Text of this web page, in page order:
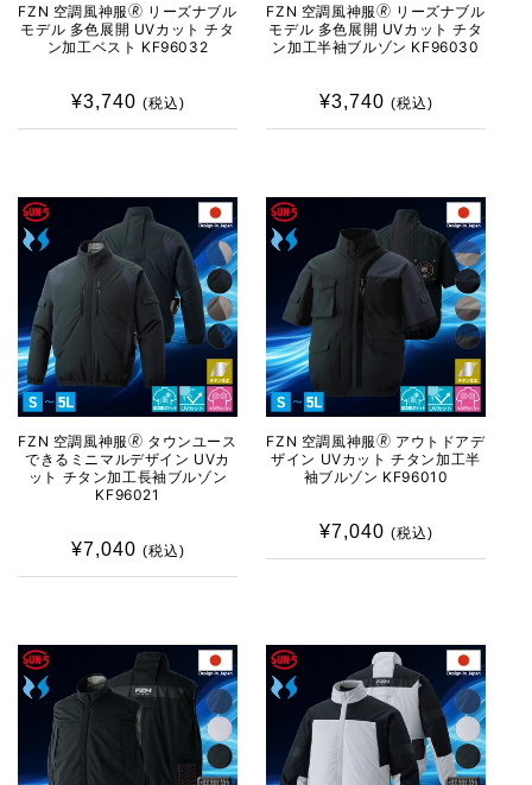
FZN 空調風神服🄬 リーズナブル
モデル 多色展開 UVカット チタ
ン加工ベスト KF96032
通
常
¥3,740 (税込)
FZN 空調風神服🄬 リーズナブル
モデル 多色展開 UVカット チタ
ン加工半袖ブルゾン KF96030
通
常
¥3,740 (税込)
FZN 空調風神服🄬 タウンユース
できるミニマルデザイン UVカ
ット チタン加工長袖ブルゾン
KF96021
通
常
¥7,040 (税込)
FZN 空調風神服🄬 アウトドアデ
ザイン UVカット チタン加工半
袖ブルゾン KF96010
通
常
¥7,040 (税込)